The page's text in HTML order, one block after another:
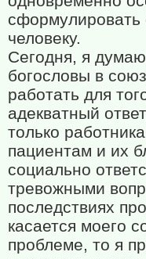
сформулировать
человеку.
Сегодня, я
богословы в
работать для
адекватный
только
пациентам и их
социально
тревожными
последствиях
касается моего
проблеме, то я